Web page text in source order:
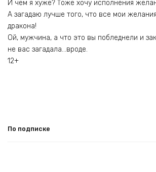
И чем я хуже? Тоже хочу исполнения
А загадаю лучше того, что все мои
дракона!
Ой, мужчина, а что это вы побледнели и
не вас загадала…вроде.
12+
По подписке